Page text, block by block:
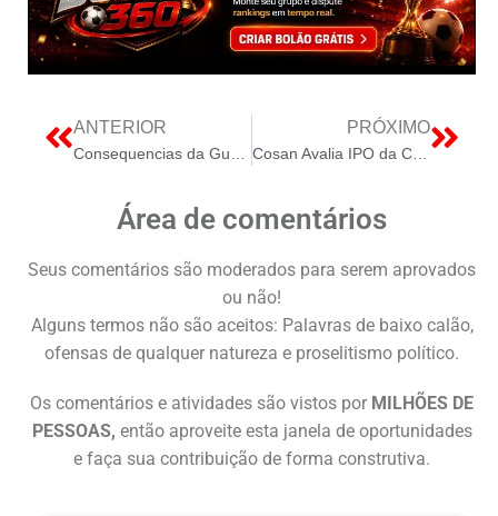
ANTERIOR PRÓXIMO
Área de comentários
Seus comentários são moderados para serem aprovados
ou não!
Alguns termos não são aceitos: Palavras de baixo calão,
ofensas de qualquer natureza e proselitismo político.
Os comentários e atividades são vistos por MILHÕES DE
PESSOAS, então aproveite esta janela de oportunidades
e faça sua contribuição de forma construtiva.